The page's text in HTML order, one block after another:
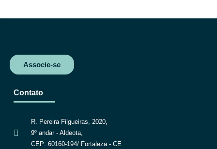
Associe-se
Contato
R. Pereira Filgueiras, 2020,
9º andar - Aldeota,
CEP: 60160-194/ Fortaleza - CE